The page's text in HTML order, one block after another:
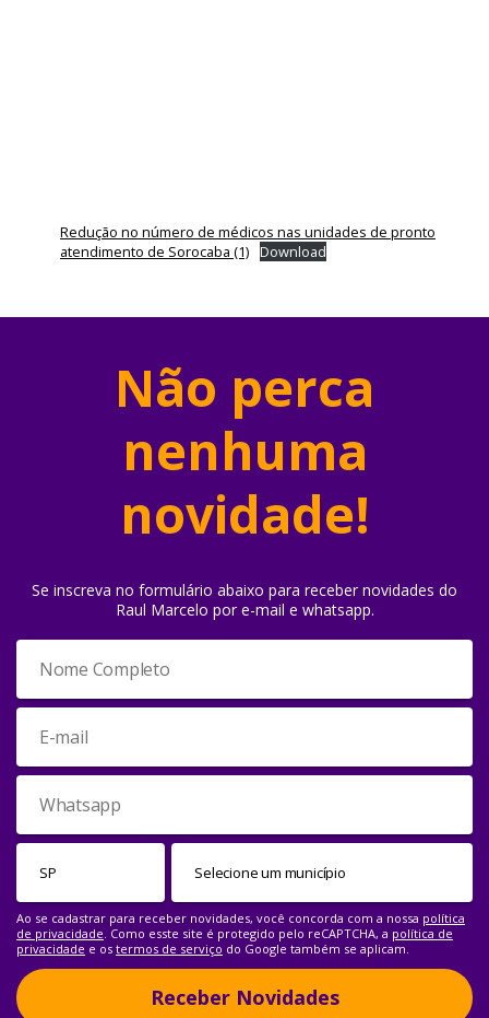
Redução no número de médicos nas unidades de pronto
atendimento de Sorocaba (1) Download
Não perca
nenhuma
novidade!
Se inscreva no formulário abaixo para receber novidades do
Raul Marcelo por e-mail e whatsapp.
Ao se cadastrar para receber novidades, você concorda com a nossa política
de privacidade. Como esste site é protegido pelo reCAPTCHA, a política de
privacidade e os termos de serviço do Google também se aplicam.
Receber Novidades